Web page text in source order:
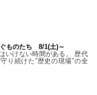
ものたち 8/1(土)～
いけない時間がある。 歴代
り続けた”歴史の現場”の全